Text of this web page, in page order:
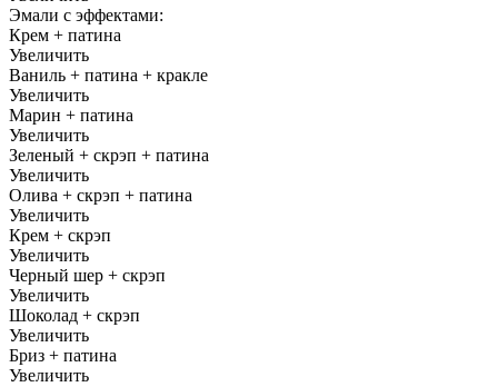
Эмали с эффектами:
Крем + патина
Увеличить
Ваниль + патина + кракле
Увеличить
Марин + патина
Увеличить
Зеленый + скрэп + патина
Увеличить
Олива + скрэп + патина
Увеличить
Крем + скрэп
Увеличить
Черный шер + скрэп
Увеличить
Шоколад + скрэп
Увеличить
Бриз + патина
Увеличить